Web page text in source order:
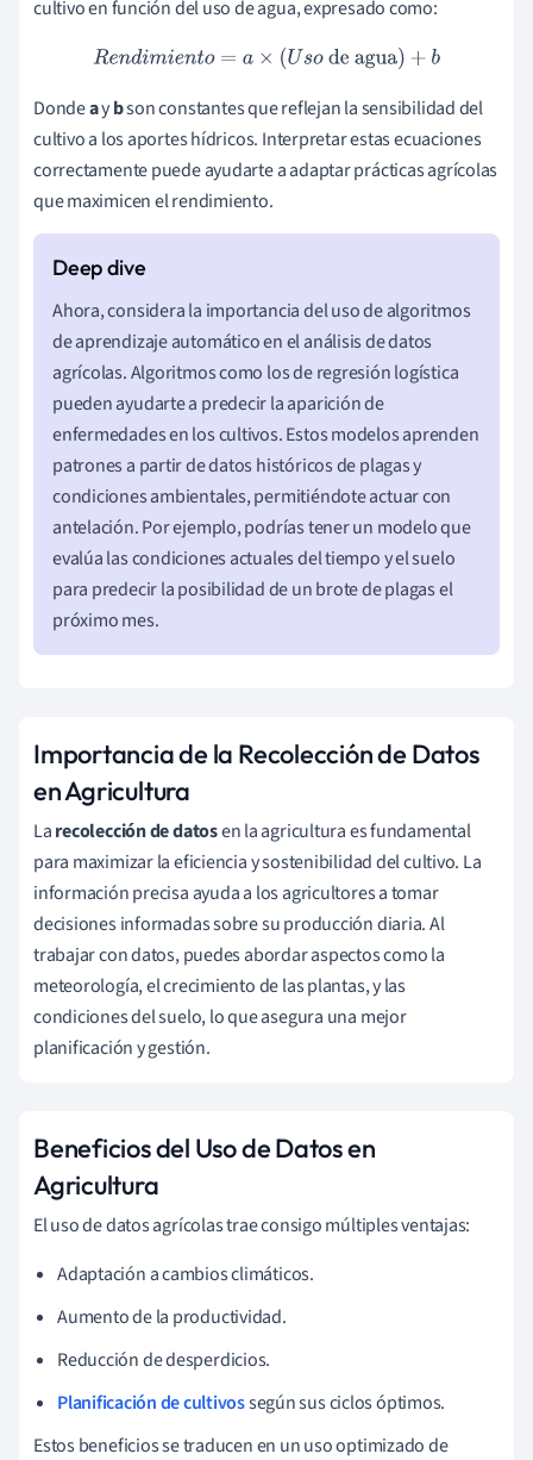
cultivo en función del uso de agua, expresado como:
Rendimiento =a ×( Usode agua)+b
Dondeaybson constantes que reflejan la sensibilidad del
cultivo a los aportes hídricos. Interpretar estas ecuaciones
correctamente puede ayudarte a adaptar prácticas agrícolas
que maximicen el rendimiento.
Ahora, considera la importancia del uso de algoritmos
de aprendizaje automático en el análisis de datos
agrícolas. Algoritmos como los de regresión logística
pueden ayudarte a predecir la aparición de
enfermedades en los cultivos. Estos modelos aprenden
patrones a partir de datos históricos de plagas y
condiciones ambientales, permitiéndote actuar con
antelación. Por ejemplo, podrías tener un modelo que
evalúa las condiciones actuales del tiempo y el suelo
para predecir la posibilidad de un brote de plagas el
próximo mes.
Importancia de la Recolección de Datos
en Agricultura
Larecolección de datosen la agricultura es fundamental
para maximizar la eficiencia y sostenibilidad del cultivo. La
información precisa ayuda a los agricultores a tomar
decisiones informadas sobre su producción diaria. Al
trabajar con datos, puedes abordar aspectos como la
meteorología, el crecimiento de las plantas, y las
condiciones del suelo, lo que asegura una mejor
planificación y gestión.
Beneficios del Uso de Datos en
Agricultura
El uso de datos agrícolas trae consigo múltiples ventajas:
Adaptación a cambios climáticos.
Aumento de la productividad.
Reducción de desperdicios.
Planificación de cultivossegún sus ciclos óptimos.
Estos beneficios se traducen en un uso optimizado de